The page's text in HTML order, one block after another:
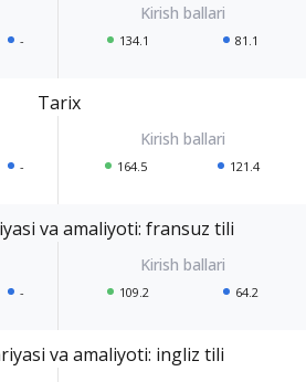
- 134.1 81.1
Tarix
- 164.5 121.4
va amaliyoti: fransuz tili
- 109.2 64.2
va amaliyoti: ingliz tili